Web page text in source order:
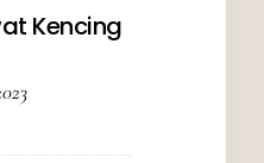
Kencing